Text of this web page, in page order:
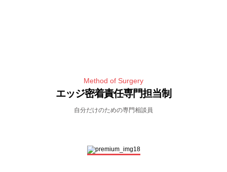
Method of Surgery
エッジ密着責任専門担当制
自分だけのための専門相談員